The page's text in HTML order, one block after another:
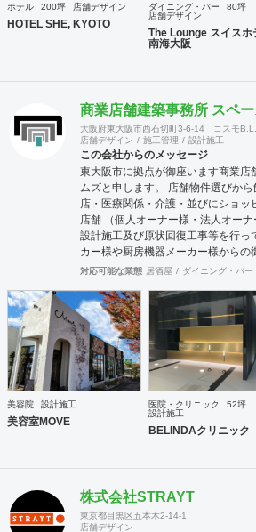
ホテル 200坪 店舗デザイン
HOTEL SHE, KYOTO
ダイニング・バー
80坪
店舗デザイン
The Lounge スイスホ
南海大阪
商業店舗建築事務所 スペ
大阪府東大阪市西石切町3-6-14 コスモ
店舗デザイン
施工管理 設計施工
この会社からのメッセージ
東大阪市に拠点が御座います商業店
ムズと申します。 店舗物件選びか
店・医療関係・介護・並びにショッ
店舗 （個人オーナー様・法人オー
設計施工及び原状回復工事等を行っ
カー様や厨房機器メーカー様からの
ております。 御予算及び動線・デ
タルにサポート致しますので一度御
いです。 施工例に付きましては当社
頂ければ御確認出来ますので！宜し
対応可能な業態 居酒屋 ダイニング・バー
美容院 設計施工
美容室MOVE
医院・クリニック
52坪
設計施工
BELINDAクリニック
株式会社STRAYT
東京都目黒区五本木2-14-1
店舗デザイン